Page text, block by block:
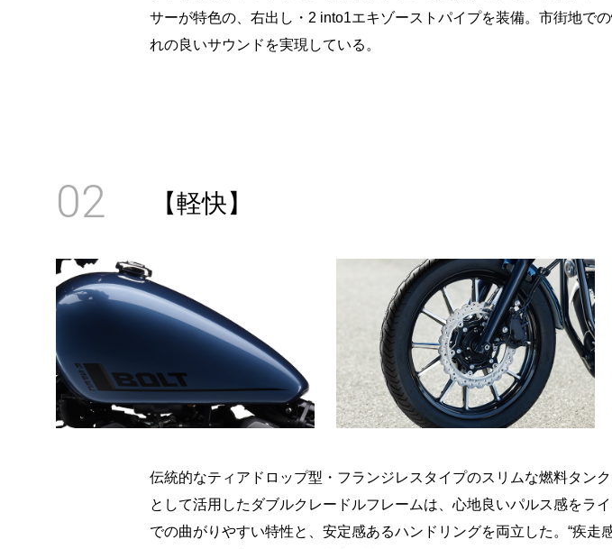
サーが特色の、右出し・2 into1エキゾーストパイプを装備。市街地で
れの良いサウンドを実現している。
02 【軽快】
伝統的なティアドロップ型・フランジレスタイプのスリムな燃料タン
として活用したダブルクレードルフレームは、心地良いパルス感をラ
での曲がりやすい特性と、安定感あるハンドリングを両立した。“疾